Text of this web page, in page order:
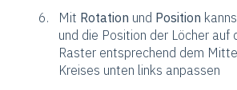
Mit Rotation und Position
und die Position der Löcher auf
Raster entsprechend dem
Kreises unten links anpassen